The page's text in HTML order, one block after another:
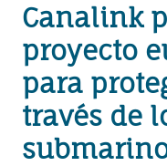
Canalink
proyecto
para
través de